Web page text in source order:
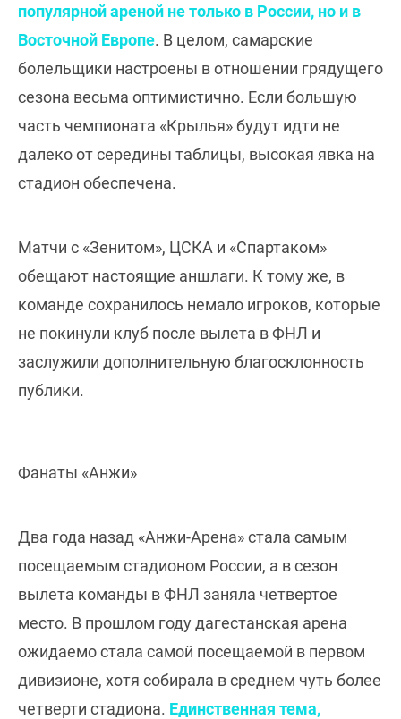
популярной ареной не только в России, но и в
Восточной Европе. В целом, самарские
болельщики настроены в отношении грядущего
сезона весьма оптимистично. Если большую
часть чемпионата «Крылья» будут идти не
далеко от середины таблицы, высокая явка на
стадион обеспечена.
Матчи с «Зенитом», ЦСКА и «Спартаком»
обещают настоящие аншлаги. К тому же, в
команде сохранилось немало игроков, которые
не покинули клуб после вылета в ФНЛ и
заслужили дополнительную благосклонность
публики.
Фанаты «Анжи»
Два года назад «Анжи-Арена» стала самым
посещаемым стадионом России, а в сезон
вылета команды в ФНЛ заняла четвертое
место. В прошлом году дагестанская арена
ожидаемо стала самой посещаемой в первом
дивизионе, хотя собирала в среднем чуть более
четверти стадиона. Единственная тема,